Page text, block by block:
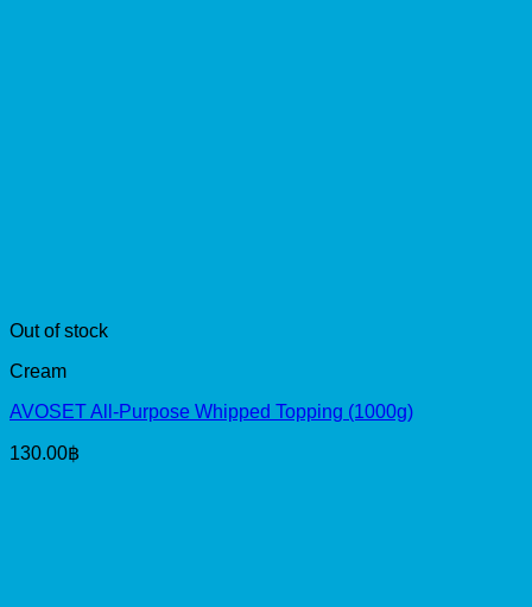
Out of stock
Cream
AVOSET All-Purpose Whipped Topping (1000g)
130.00฿